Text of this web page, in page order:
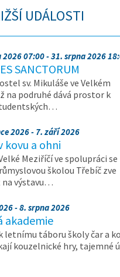
UDÁLOSTI
2026 07:00 - 31. srpna 2026
SANCTORUM
sv. Mikuláše ve Velkém
na podruhé dává prostor k
2026 - 7. září 2026
kovu a ohni
Meziříčí ve spolupráci se
školou Třebíč zve
na výstavu…
- 8. srpna 2026
akademie
letnímu táboru školy čar a
kouzelnické hry, tajemné